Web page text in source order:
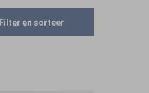
Filter en sorteer